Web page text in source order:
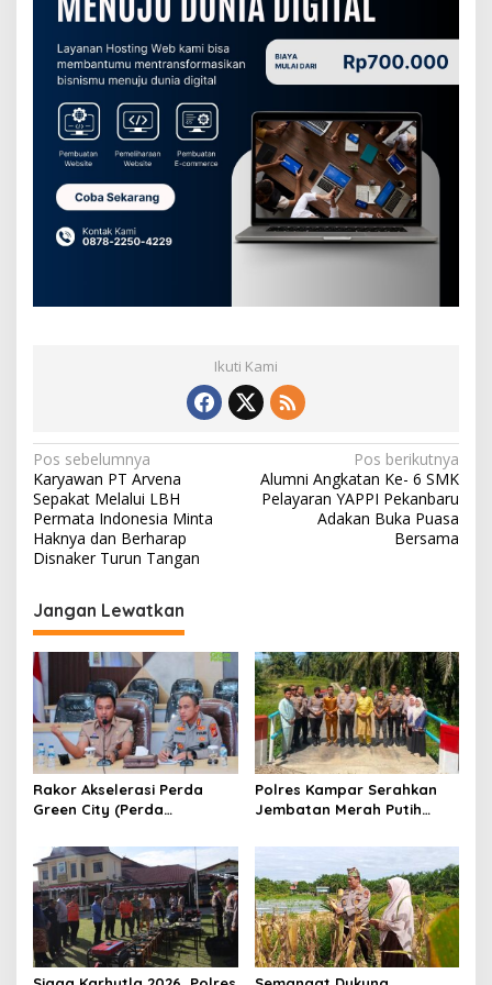
Ikuti Kami
N
a
v
i
a
s
i
p
o
s
Pos sebelumnya
Karyawan PT Arvena
Sepakat Melalui LBH
Permata Indonesia Minta
Haknya dan Berharap
Disnaker Turun Tangan
Pos berikutnya
Alumni Angkatan Ke- 6 SMK
Pelayaran YAPPI Pekanbaru
Adakan Buka Puasa
Bersama
Jangan Lewatkan
Rakor Akselerasi Perda
Green City (Perda
Pekanbaru Bersama Dinas
Lingkungan Hidup Kota
Pekanbaru dan Tim Pakar
Polres Kampar Serahkan
Jembatan Merah Putih
Warga Pulau Jambu Kuok